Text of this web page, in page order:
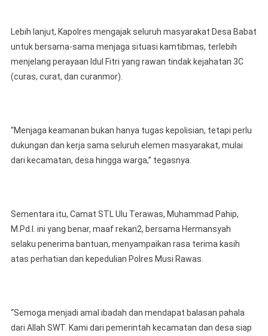
Lebih lanjut, Kapolres mengajak seluruh masyarakat Desa Babat
untuk bersama-sama menjaga situasi kamtibmas, terlebih
menjelang perayaan Idul Fitri yang rawan tindak kejahatan 3C
(curas, curat, dan curanmor).
“Menjaga keamanan bukan hanya tugas kepolisian, tetapi perlu
dukungan dan kerja sama seluruh elemen masyarakat, mulai
dari kecamatan, desa hingga warga,” tegasnya.
Sementara itu, Camat STL Ulu Terawas, Muhammad Pahip,
M.Pd.I. ini yang benar, maaf rekan2, bersama Hermansyah
selaku penerima bantuan, menyampaikan rasa terima kasih
atas perhatian dan kepedulian Polres Musi Rawas.
“Semoga menjadi amal ibadah dan mendapat balasan pahala
dari Allah SWT. Kami dari pemerintah kecamatan dan desa siap